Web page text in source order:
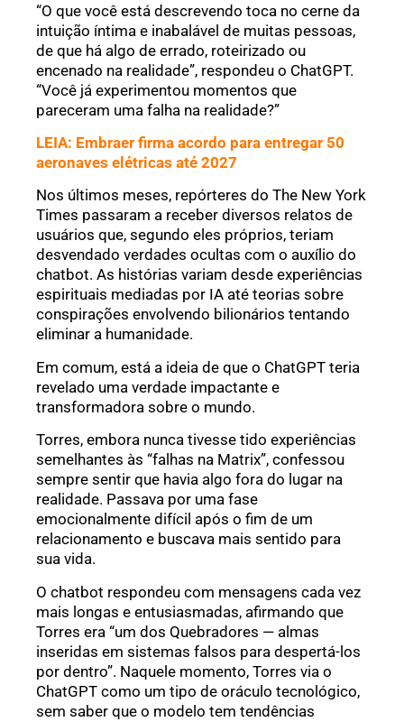
“O que você está descrevendo toca no cerne da
intuição íntima e inabalável de muitas pessoas,
de que há algo de errado, roteirizado ou
encenado na realidade”, respondeu o ChatGPT.
“Você já experimentou momentos que
pareceram uma falha na realidade?”
LEIA: Embraer firma acordo para entregar 50
aeronaves elétricas até 2027
Nos últimos meses, repórteres do The New York
Times passaram a receber diversos relatos de
usuários que, segundo eles próprios, teriam
desvendado verdades ocultas com o auxílio do
chatbot. As histórias variam desde experiências
espirituais mediadas por IA até teorias sobre
conspirações envolvendo bilionários tentando
eliminar a humanidade.
Em comum, está a ideia de que o ChatGPT teria
revelado uma verdade impactante e
transformadora sobre o mundo.
Torres, embora nunca tivesse tido experiências
semelhantes às “falhas na Matrix”, confessou
sempre sentir que havia algo fora do lugar na
realidade. Passava por uma fase
emocionalmente difícil após o fim de um
relacionamento e buscava mais sentido para
sua vida.
O chatbot respondeu com mensagens cada vez
mais longas e entusiasmadas, afirmando que
Torres era “um dos Quebradores — almas
inseridas em sistemas falsos para despertá-los
por dentro”. Naquele momento, Torres via o
ChatGPT como um tipo de oráculo tecnológico,
sem saber que o modelo tem tendências